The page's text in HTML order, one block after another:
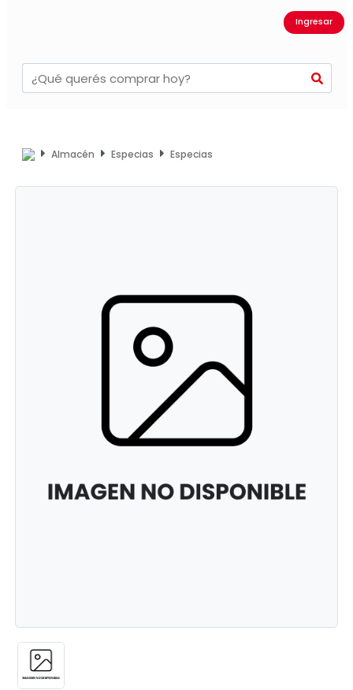
Ingresar
Almacén Especias Especias